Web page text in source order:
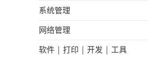
系统管理
网络管理
软件 | 打印 | 开发 | 工具